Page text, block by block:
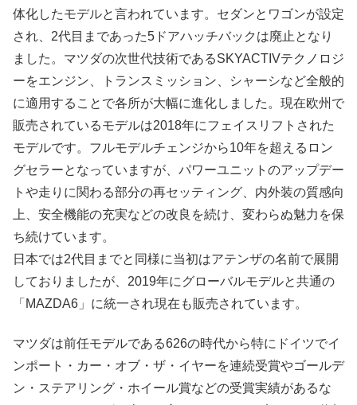
体化したモデルと言われています。セダンとワゴンが設定
され、2代目まであった5ドアハッチバックは廃止となり
ました。マツダの次世代技術であるSKYACTIVテクノロジ
ーをエンジン、トランスミッション、シャーシなど全般的
に適用することで各所が大幅に進化しました。現在欧州で
販売されているモデルは2018年にフェイスリフトされた
モデルです。フルモデルチェンジから10年を超えるロン
グセラーとなっていますが、パワーユニットのアップデー
トや走りに関わる部分の再セッティング、内外装の質感向
上、安全機能の充実などの改良を続け、変わらぬ魅力を保
ち続けています。
日本では2代目までと同様に当初はアテンザの名前で展開
しておりましたが、2019年にグローバルモデルと共通の
「MAZDA6」に統一され現在も販売されています。
マツダは前任モデルである626の時代から特にドイツでイ
ンポート・カー・オブ・ザ・イヤーを連続受賞やゴールデ
ン・ステアリング・ホイール賞などの受賞実績があるな